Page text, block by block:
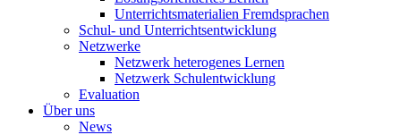
Unterrichtsmaterialien Fremdsprachen
Schul- und Unterrichtsentwicklung
Netzwerke
Netzwerk heterogenes Lernen
Netzwerk Schulentwicklung
Evaluation
Über uns
News